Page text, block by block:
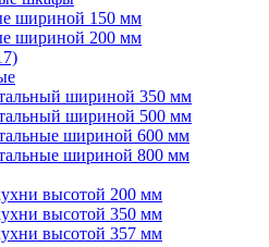
шириной 150 мм
шириной 200 мм
шириной 350 мм
шириной 500 мм
шириной 600 мм
шириной 800 мм
высотой 200 мм
высотой 350 мм
высотой 357 мм